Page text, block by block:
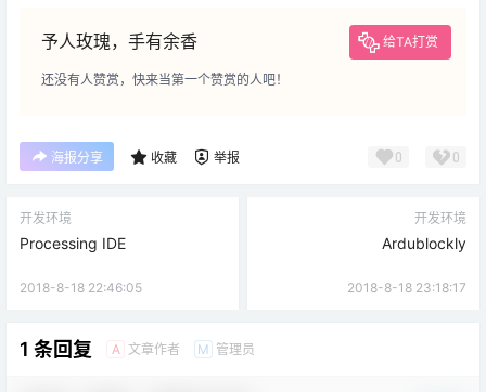
予人玫瑰，手有余香 给TA打赏
还没有人赞赏，快来当第一个赞赏的人吧！
海报分享 收藏 举报 0 0
开发环境
Processing IDE
2018-8-18 22:46:05
开发环境
Ardublockly
2018-8-18 23:18:17
1 条回复 A 文章作者 M 管理员